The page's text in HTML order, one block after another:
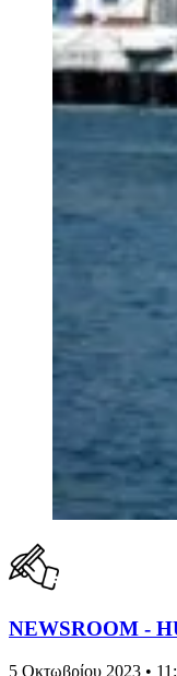
NEWSROOM -
5 Οκτωβρίου 2023 •